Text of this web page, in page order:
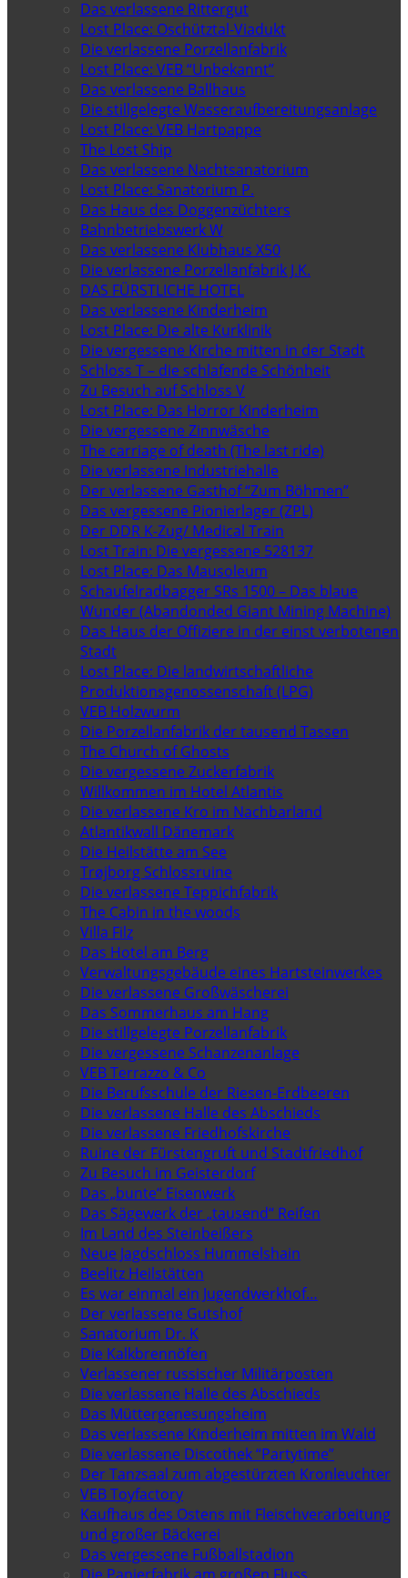
Das verlassene Rittergut
Lost Place: Oschütztal-Viadukt
Die verlassene Porzellanfabrik
Lost Place: VEB “Unbekannt”
Das verlassene Ballhaus
Die stillgelegte Wasseraufbereitungsanlage
Lost Place: VEB Hartpappe
The Lost Ship
Das verlassene Nachtsanatorium
Lost Place: Sanatorium P.
Das Haus des Doggenzüchters
Bahnbetriebswerk W
Das verlassene Klubhaus X50
Die verlassene Porzellanfabrik J.K.
DAS FÜRSTLICHE HOTEL
Das verlassene Kinderheim
Lost Place: Die alte Kurklinik
Die vergessene Kirche mitten in der Stadt
Schloss T – die schlafende Schönheit
Zu Besuch auf Schloss V
Lost Place: Das Horror Kinderheim
Die vergessene Zinnwäsche
The carriage of death (The last ride)
Die verlassene Industriehalle
Der verlassene Gasthof “Zum Böhmen”
Das vergessene Pionierlager (ZPL)
Der DDR K-Zug/ Medical Train
Lost Train: Die vergessene 528137
Lost Place: Das Mausoleum
Schaufelradbagger SRs 1500 – Das blaue
Wunder (Abandonded Giant Mining Machine)
Das Haus der Offiziere in der einst verbotenen
Stadt
Lost Place: Die landwirtschaftliche
Produktionsgenossenschaft (LPG)
VEB Holzwurm
Die Porzellanfabrik der tausend Tassen
The Church of Ghosts
Die vergessene Zuckerfabrik
Willkommen im Hotel Atlantis
Die verlassene Kro im Nachbarland
Atlantikwall Dänemark
Die Heilstätte am See
Trøjborg Schlossruine
Die verlassene Teppichfabrik
The Cabin in the woods
Villa Filz
Das Hotel am Berg
Verwaltungsgebäude eines Hartsteinwerkes
Die verlassene Großwäscherei
Das Sommerhaus am Hang
Die stillgelegte Porzellanfabrik
Die vergessene Schanzenanlage
VEB Terrazzo & Co
Die Berufsschule der Riesen-Erdbeeren
Die verlassene Halle des Abschieds
Die verlassene Friedhofskirche
Ruine der Fürstengruft und Stadtfriedhof
Zu Besuch im Geisterdorf
Das „bunte“ Eisenwerk
Das Sägewerk der „tausend“ Reifen
Im Land des Steinbeißers
Neue Jagdschloss Hummelshain
Beelitz Heilstätten
Es war einmal ein Jugendwerkhof…
Der verlassene Gutshof
Sanatorium Dr. K
Die Kalkbrennöfen
Verlassener russischer Militärposten
Die verlassene Halle des Abschieds
Das Müttergenesungsheim
Das verlassene Kinderheim mitten im Wald
Die verlassene Discothek “Partytime”
Der Tanzsaal zum abgestürzten Kronleuchter
VEB Toyfactory
Kaufhaus des Ostens mit Fleischverarbeitung
und großer Bäckerei
Das vergessene Fußballstadion